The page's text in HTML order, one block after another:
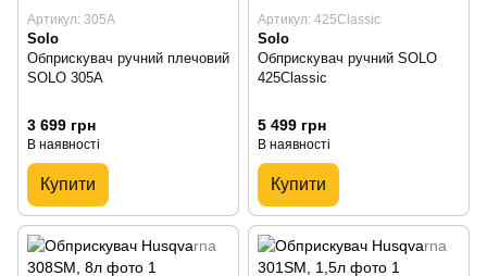
Артикул: 305A
Solo
Обприскувач ручний плечовий
SOLO 305A
3 699 грн
В наявності
Купити
Артикул: 425Classic
Solo
Обприскувач ручний SOLO
425Classic
5 499 грн
В наявності
Купити